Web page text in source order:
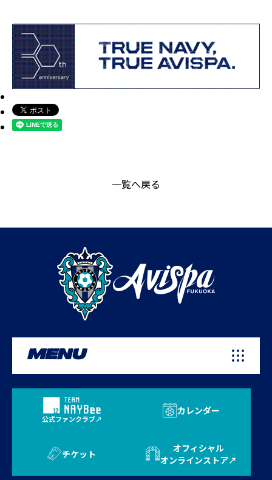
一覧へ戻る
MENU
公式ファンクラブ
カレンダー
チケット
オフィシャル
オンラインストア